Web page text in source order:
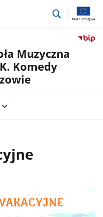
przejdź
Muzyczna
Komedy